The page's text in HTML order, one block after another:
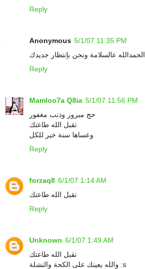
Reply
Anonymous 5/1/07 11:35 PM
الحمدالله عالسلامة ونحن بإنتظار جديدك
Reply
Mamloo7a Q8ia 5/1/07 11:56 PM
حج مبرور وذنب مغفور
تقبل الله طاعتك
وعساها سنة خير للكل
Reply
forzaq8 6/1/07 1:14 AM
تقبل الله طاعتك
Reply
Unknown 6/1/07 1:49 AM
تقبل الله طاعتك
والله يعينك على الكحة والنشلة :s